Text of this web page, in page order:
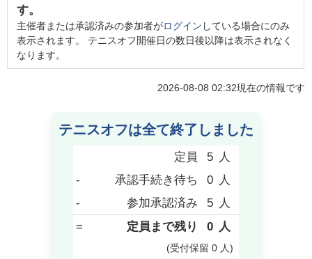
す。
主催者または承認済みの参加者がログイン している場合にのみ
表示されます。 テニスオフ開催日の数日後以降は表示されなく
なります。
2026-08-08 02:32現在の情報です
テニスオフは全て終了しました
定員 5 人
-
承認手続き待ち 0 人
-
参加承認済み 5 人
=
定員まで残り 0 人
(受付保留 0 人)